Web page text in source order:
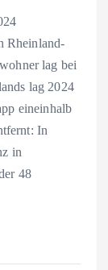
Rheinland-
lag bei
lag 2024
eineinhalb
In
in
48